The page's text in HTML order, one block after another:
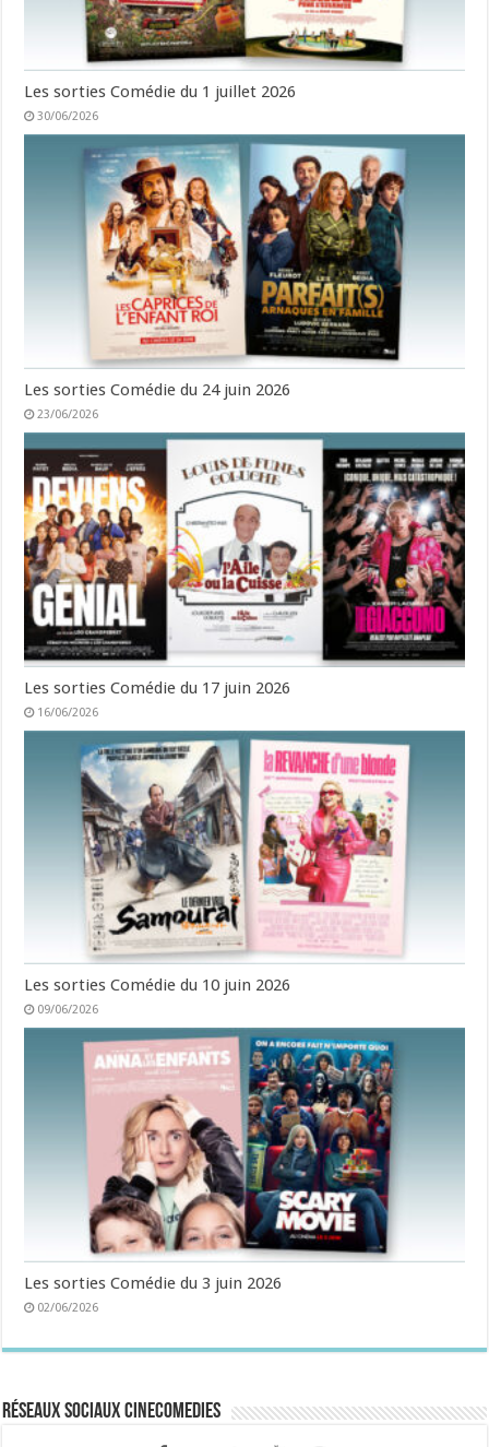
Les sorties Comédie du 1 juillet 2026
30/06/2026
Les sorties Comédie du 24 juin 2026
23/06/2026
Les sorties Comédie du 17 juin 2026
16/06/2026
Les sorties Comédie du 10 juin 2026
09/06/2026
Les sorties Comédie du 3 juin 2026
02/06/2026
Réseaux sociaux CineComedies